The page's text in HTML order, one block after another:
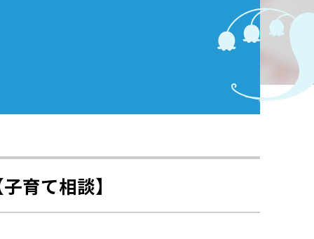
育て相談】